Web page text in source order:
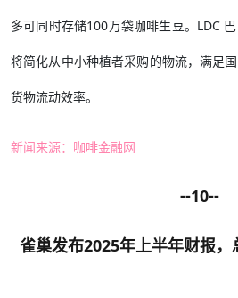
多可同时存储100万袋咖啡生豆。LDC
将简化从中小种植者采购的物流，满足
货物流动效率。
新闻来源：咖啡金融网
--10--
雀巢发布2025年上半年财报